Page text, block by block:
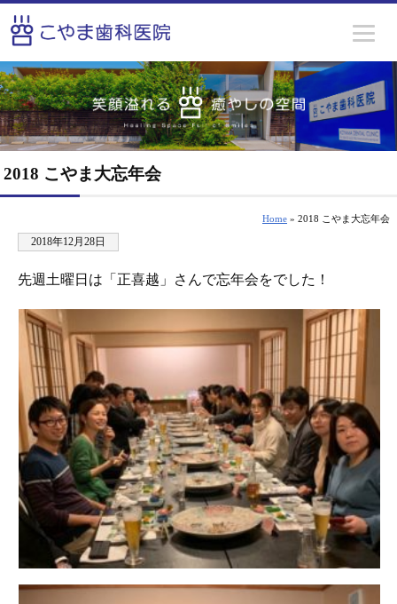
2018 こやま大忘年会
Home » 2018 こやま大忘年会
2018年12月28日
先週土曜日は「正喜越」さんで忘年会をでした！